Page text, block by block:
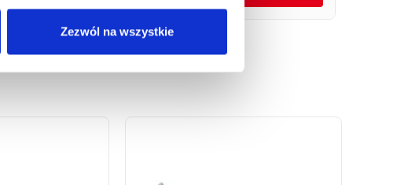
Zezwól na wszystkie